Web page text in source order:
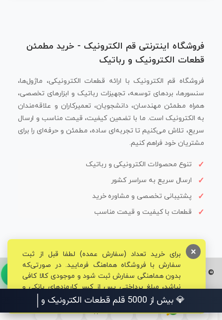
فروشگاه اینترنتی قم الکترونیک - خرید مطمئن
قطعات الکترونیک و رباتیک
فروشگاه قم الکترونیک با ارائه قطعات الکترونیکی، ماژول‌ها،
سنسورها، بردهای توسعه، تجهیزات رباتیک و ابزارهای تخصصی،
همراه مطمئن مهندسان، دانشجویان، تعمیرکاران و علاقه‌مندان
به الکترونیک است. ما با تضمین کیفیت، قیمت مناسب و ارسال
سریع، تلاش می‌کنیم تا تجربه‌ای ساده، مطمئن و حرفه‌ای را برای
مشتریان خود فراهم کنیم.
تنوع محصولات الکترونیکی و رباتیک
ارسال سریع به سراسر کشور
پشتیبانی تخصصی و مشاوره خرید
قطعات با کیفیت و قیمت مناسب
© تمامی حقوق برای فروشگاه تخصصی قم الکترونیک محفوظ می‌باشد.
برای خرید تعداد (سفارش عمده) لطفا قبل از ثبت
سفارش با فروشگاه هماهنگ فرمایید. در صورتی‌که
بدون هماهنگی سفارش ثبت شود و موجودی کالا کافی
نباشد، مبلغ پرداختی پس از کسر کارمزدهای بانکی و
مالیاتی به حساب شما بازگشت داده خواهد شد.
×
💎 بیش از 5000 قلم قطعات